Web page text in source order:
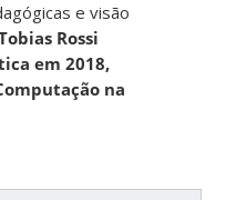
e visão
Rossi
em 2018,
na